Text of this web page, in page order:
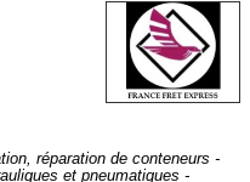
réparation de conteneurs -
et pneumatiques -